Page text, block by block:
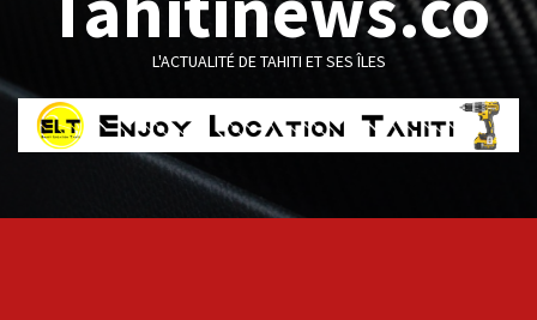
L'ACTUALITÉ DE TAHITI ET SES ÎLES